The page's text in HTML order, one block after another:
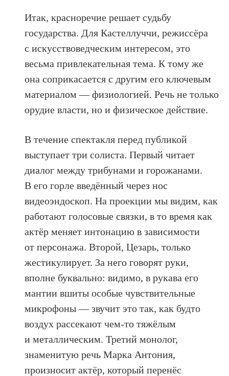
Итак, красноречие решает судьбу
государства. Для Кастеллуччи, режиссёра
с искусствоведческим интересом, это
весьма привлекательная тема. К тому же
она соприкасается с другим его ключевым
материалом — физиологией. Речь не только
орудие власти, но и физическое действие.
В течение спектакля перед публикой
выступает три солиста. Первый читает
диалог между трибунами и горожанами.
В его горле введённый через нос
видеоэндоскоп. На проекции мы видим, как
работают голосовые связки, в то время как
актёр меняет интонацию в зависимости
от персонажа. Второй, Цезарь, только
жестикулирует. За него говорят руки,
вполне буквально: видимо, в рукава его
мантии вшиты особые чувствительные
микрофоны — звучит это так, как будто
воздух рассекают чем-то тяжёлым
и металлическим. Третий монолог,
знаменитую речь Марка Антония,
произносит актёр, который перенёс